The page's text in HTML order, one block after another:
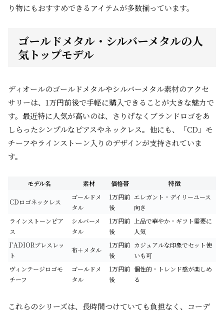
り物にもおすすめできるアイテムが多数揃っています。
ゴールドメタル・シルバーメタルの人
気トップモデル
ディオールのゴールドメタルやシルバーメタル素材のアクセ
サリーは、1万円前後で手軽に購入できることが大きな魅力で
す。最近特に人気が高いのは、さりげなくブランドロゴをあ
しらったシンプルなピアスやネックレス。他にも、「CD」モ
チーフやラインストーン入りのデザインが支持されていま
す。
モデル名 素材 価格帯 特徴
CDロゴネックレス
ゴールドメ
タル
1万円前
後
エレガント・デイリーユース
向き
ラインストーンピア
ス
シルバーメ
タル
1万円前
後
上品で華やか・ギフト需要に
人気
J’ADIORブレスレッ
ト
布＋メタル
1万円前
後
カジュアルな印象でセット使
いも可
ヴィンテージロゴモ
チーフ
ゴールドメ
タル
1万円前
後
個性的・トレンド感が楽しめ
る
これらのシリーズは、長時間つけていても負担なく、コーデ